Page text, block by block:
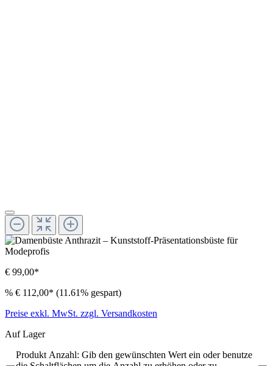
€ 99,00*
% € 112,00* (11.61% gespart)
Preise exkl. MwSt. zzgl. Versandkosten
Auf Lager
Produkt Anzahl: Gib den gewünschten Wert ein oder benutze